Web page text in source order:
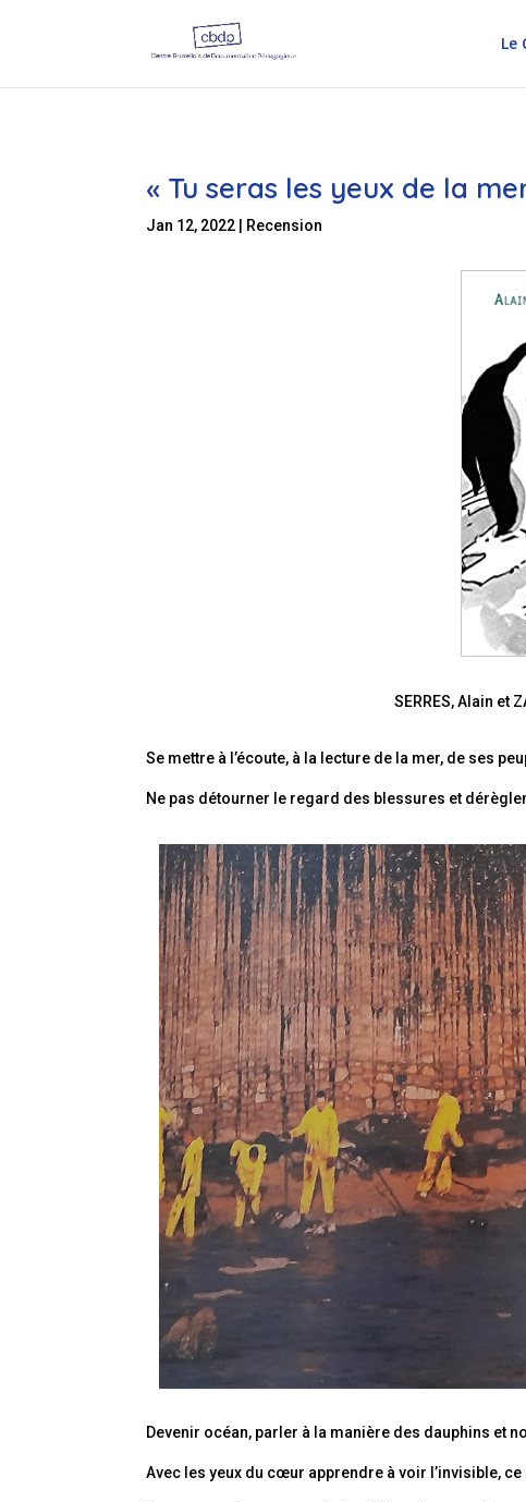
Le
« Tu seras les yeux de la
Jan 12, 2022 Recension
SERRES, Alain et
Se mettre à l’écoute, à la lecture de la mer, de ses
Ne pas détourner le regard des blessures et
Devenir océan, parler à la manière des dauphins et
Avec les yeux du cœur apprendre à voir l’invisible,